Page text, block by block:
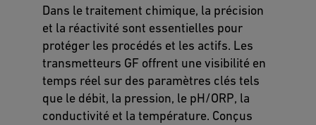
Dans le traitement chimique, la précision
et la réactivité sont essentielles pour
protéger les procédés et les actifs. Les
transmetteurs GF offrent une visibilité en
temps réel sur des paramètres clés tels
que le débit, la pression, le pH/ORP, la
conductivité et la température. Conçus